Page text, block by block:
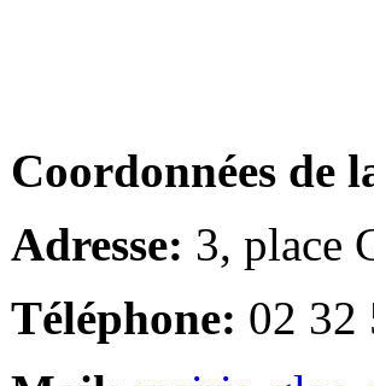
Coordonnées de
Adresse: 3, place
Téléphone: 02 32